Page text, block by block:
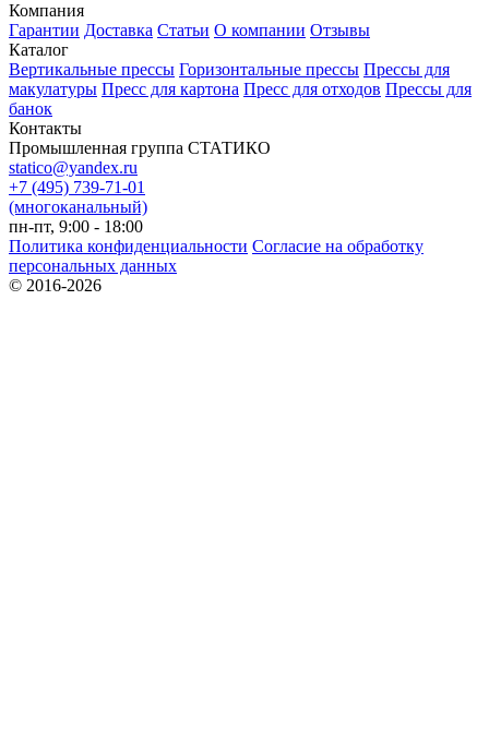
Компания
Гарантии Доставка Статьи О компании Отзывы
Каталог
Вертикальные прессы Горизонтальные прессы Прессы для
макулатуры Пресс для картона Пресс для отходов Прессы для
банок
Контакты
Промышленная группа СТАТИКО
statico@yandex.ru
+7 (495) 739-71-01
(многоканальный)
пн-пт, 9:00 - 18:00
Политика конфиденциальности Согласие на обработку
персональных данных
© 2016-2026